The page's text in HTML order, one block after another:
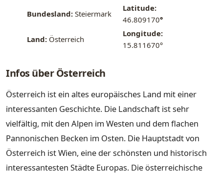
Bundesland: Steiermark
Latitude:
46.809170°
Land: Österreich
Longitude:
15.811670°
Infos über Österreich
Österreich ist ein altes europäisches Land mit einer
interessanten Geschichte. Die Landschaft ist sehr
vielfältig, mit den Alpen im Westen und dem flachen
Pannonischen Becken im Osten. Die Hauptstadt von
Österreich ist Wien, eine der schönsten und historisch
interessantesten Städte Europas. Die österreichische